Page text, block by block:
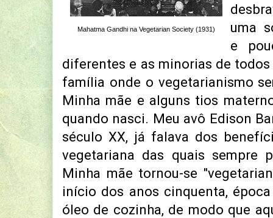
Mahatma Gandhi na Vegetarian Society (1931)
uma
e
diferentes e as minorias de
família onde o vegetarianismo
Minha mãe e alguns tios
quando nasci. Meu avô Edison
século XX, já falava dos
vegetariana das quais sempre
Minha mãe tornou-se
início dos anos cinquenta,
óleo de cozinha, de modo que